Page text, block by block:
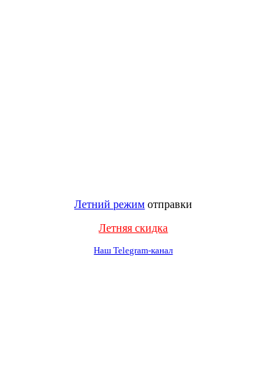
Летний режим отправки
Летняя скидка
Наш Telegram-канал